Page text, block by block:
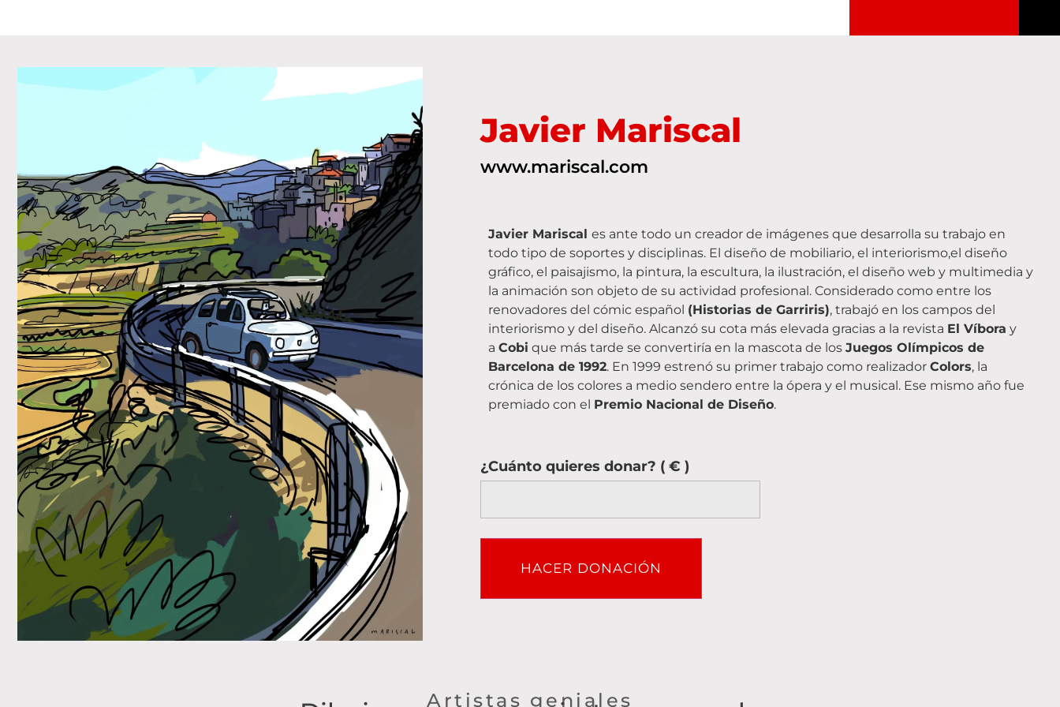
Javier Mariscal
www.mariscal.com
Javier Mariscal es ante todo un creador de imágenes que desarrolla su trabajo en
todo tipo de soportes y disciplinas. El diseño de mobiliario, el interiorismo,el diseño
gráfico, el paisajismo, la pintura, la escultura, la ilustración, el diseño web y multimedia y
la animación son objeto de su actividad profesional. Considerado como entre los
renovadores del cómic español (Historias de Garriris), trabajó en los campos del
interiorismo y del diseño. Alcanzó su cota más elevada gracias a la revista El Víbora y
a Cobi que más tarde se convertiría en la mascota de los Juegos Olímpicos de
Barcelona de 1992. En 1999 estrenó su primer trabajo como realizador Colors, la
crónica de los colores a medio sendero entre la ópera y el musical. Ese mismo año fue
premiado con el Premio Nacional de Diseño.
¿Cuánto quieres donar? ( € )
HACER DONACIÓN
Artistas geniales